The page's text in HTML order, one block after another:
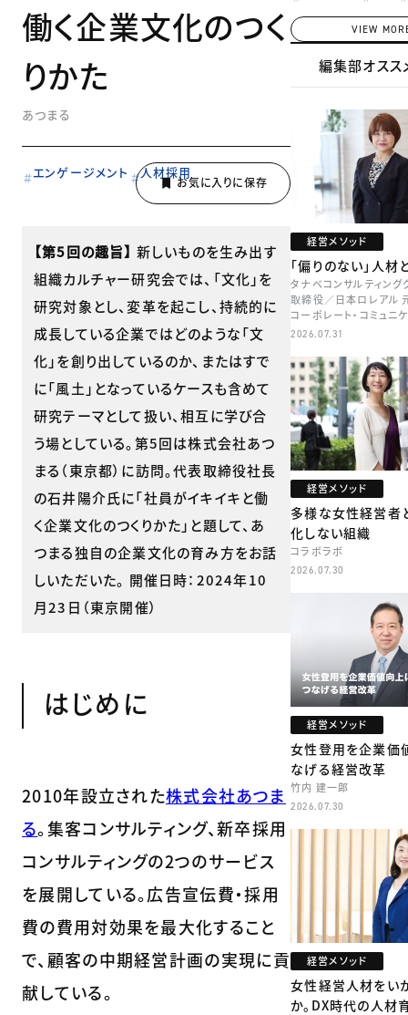
働く企業文化のつく
りかた
あつまる
エンゲージメント 人材採用
【第5回の趣旨】 新しいものを生み出す
組織カルチャー研究会では、「文化」を
研究対象とし、変革を起こし、持続的に
成長している企業ではどのような「文
化」を創り出しているのか、またはすで
に「風土」となっているケースも含めて
研究テーマとして扱い、相互に学び合
う場としている。第5回は株式会社あつ
まる（東京都）に訪問。代表取締役社長
の石井陽介氏に「社員がイキイキと働
く企業文化のつくりかた」と題して、あ
つまる独自の企業文化の育み方をお話
しいただいた。 開催日時：2024年10
月23日（東京開催）
はじめに
2010年設立された株式会社あつま
る。集客コンサルティング、新卒採用
コンサルティングの2つのサービス
を展開している。広告宣伝費・採用
費の費用対効果を最大化すること
で、顧客の中期経営計画の実現に貢
献している。
VIEW
編集部オスス
経営メソッド
「偏りのない」人材
タナベコンサルティン
取締役／日本ロレアル
コーポレート・コミュニ
本部長／キャリアコンサ
2026.07.31
経営メソッド
多様な女性経営者
化しない組織
コラボラボ
2026.07.30
経営メソッド
女性登用を企業価
なげる経営改革
竹内 建一郎
2026.07.30
経営メソッド
女性経営人材をい
か。DX時代の人材